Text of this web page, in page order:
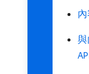
與